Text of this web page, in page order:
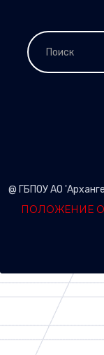
@ ГБПОУ АО
ПОЛОЖЕНИЕ Об